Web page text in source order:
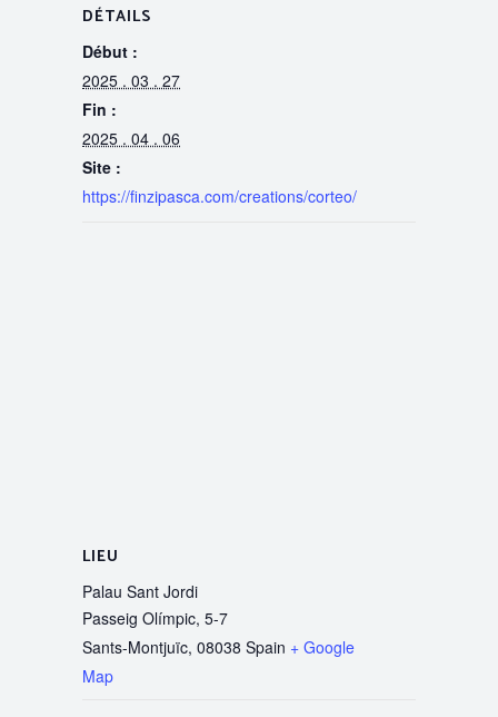
DÉTAILS
Début :
2025 . 03 . 27
Fin :
2025 . 04 . 06
Site :
https://finzipasca.com/creations/corteo/
LIEU
Palau Sant Jordi
Passeig Olímpic, 5-7
Sants-Montjuïc, 08038 Spain + Google
Map